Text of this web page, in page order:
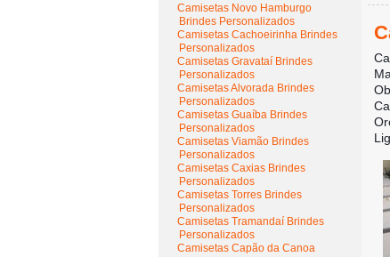
Camisetas Novo Hamburgo
Brindes Personalizados
Camisetas Cachoeirinha Brindes
Personalizados
Camisetas Gravataí Brindes
Personalizados
Camisetas Alvorada Brindes
Personalizados
Camisetas Guaíba Brindes
Personalizados
Camisetas Viamão Brindes
Personalizados
Camisetas Caxias Brindes
Personalizados
Camisetas Torres Brindes
Personalizados
Camisetas Tramandaí Brindes
Personalizados
Camisetas Capão da Canoa